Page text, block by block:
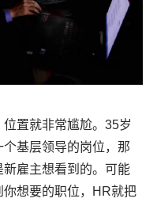
置就非常尴尬。35岁
基层领导的岗位，那
雇主想看到的。可能
想要的职位，HR就把